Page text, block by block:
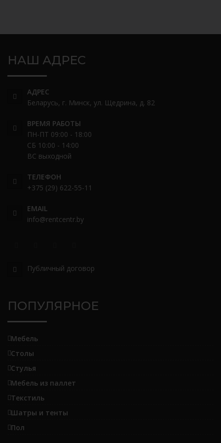
НАШ АДРЕС
АДРЕС
Беларусь, г. Минск, ул. Щедрина, д. 82
ВРЕМЯ РАБОТЫ
ПН-ПТ 09:00 - 18:00
СБ 10:00 - 14:00
ВС выходной
ТЕЛЕФОН
+375 (29) 622-55-11
EMAIL
info@rentcentr.by
Публичный договор
ПОПУЛЯРНОЕ
Мебель
Столы
Стулья
Мебель из паллет
Текстиль
Шатры и тенты
Пол